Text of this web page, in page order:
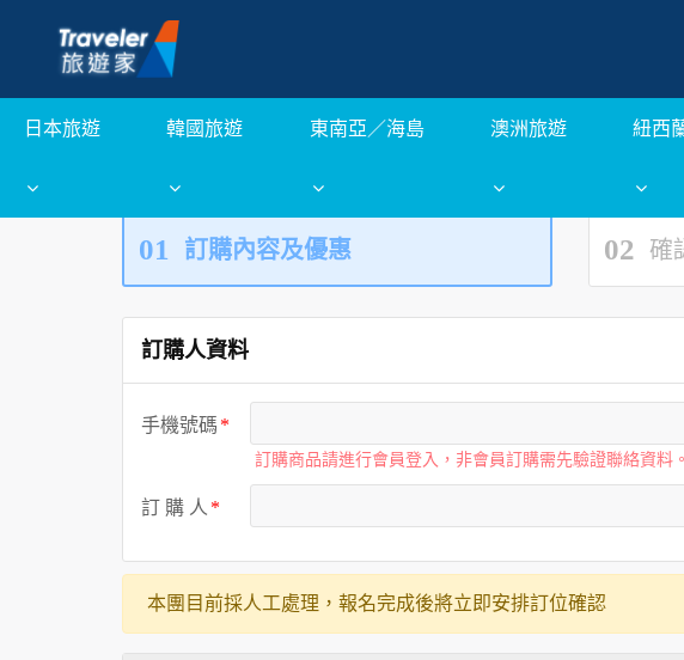
日本旅遊 韓國旅遊 東南亞／海島 澳洲旅遊 紐西
01 訂購內容及優惠 02 確
訂購人資料
手機號碼
訂購商品請進行會員登入，非會員訂購需先驗證聯絡資料。
訂 購 人
本團目前採人工處理，報名完成後將立即安排訂位確認